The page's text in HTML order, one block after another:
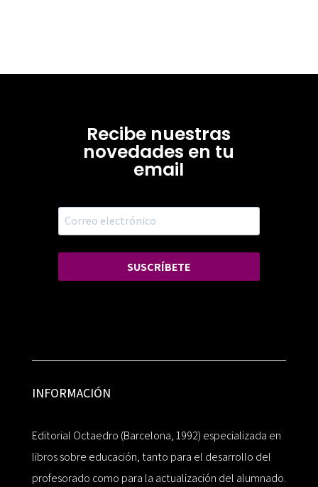
Recibe nuestras
novedades en tu
email
SUSCRÍBETE
INFORMACIÓN
Editorial Octaedro (Barcelona, 1992) especializada en
libros sobre educación, tanto para el desarrollo del
profesorado como para la actualización del alumnado.